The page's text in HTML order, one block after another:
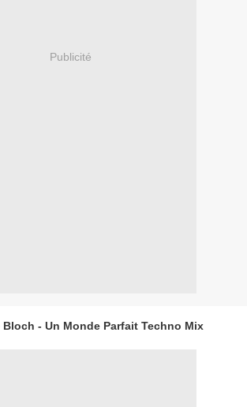
Publicité
- Un Monde Parfait Techno Mix